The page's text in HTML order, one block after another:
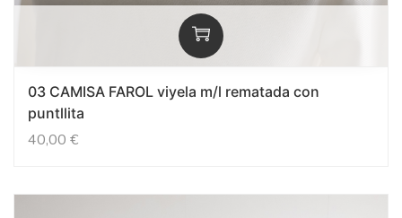
03 CAMISA FAROL viyela m/l rematada con
puntllita
40,00 €